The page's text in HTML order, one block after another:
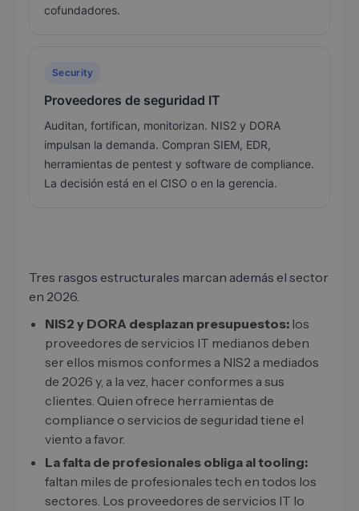
cofundadores.
Security
Proveedores de seguridad IT
Auditan, fortifican, monitorizan. NIS2 y DORA
impulsan la demanda. Compran SIEM, EDR,
herramientas de pentest y software de compliance.
La decisión está en el CISO o en la gerencia.
Tres rasgos estructurales marcan además el sector
en 2026.
NIS2 y DORA desplazan presupuestos: los
proveedores de servicios IT medianos deben
ser ellos mismos conformes a NIS2 a mediados
de 2026 y, a la vez, hacer conformes a sus
clientes. Quien ofrece herramientas de
compliance o servicios de seguridad tiene el
viento a favor.
La falta de profesionales obliga al tooling:
faltan miles de profesionales tech en todos los
sectores. Los proveedores de servicios IT lo